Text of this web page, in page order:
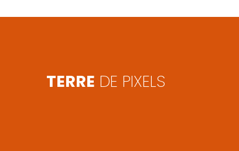
TERRE DE PIXELS